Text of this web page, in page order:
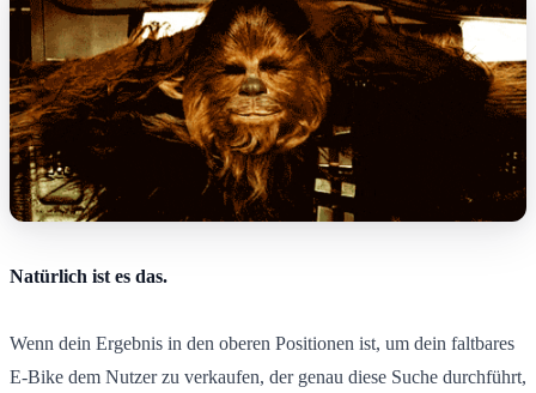
Natürlich ist es das.
Wenn dein Ergebnis in den oberen Positionen ist, um dein faltbares
E-Bike dem Nutzer zu verkaufen, der genau diese Suche durchführt,